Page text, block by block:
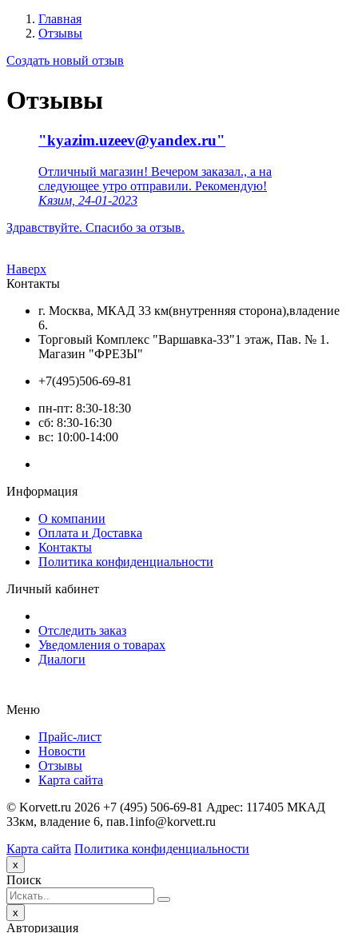
Главная
Отзывы
Создать новый отзыв
Отзывы
"kyazim.uzeev@yandex.ru"
Отличный магазин! Вечером заказал., а на
следующее утро отправили. Рекомендую!
Кязим, 24-01-2023
Здравствуйте. Спасибо за отзыв.
Наверх
Контакты
г. Москва, МКАД 33 км(внутренняя сторона),владение
6.
Торговый Комплекс "Варшавка-33"1 этаж, Пав. № 1.
Магазин "ФРЕЗЫ"
+7(495)506-69-81
пн-пт: 8:30-18:30
сб: 8:30-16:30
вс: 10:00-14:00
Информация
О компании
Оплата и Доставка
Контакты
Политика конфиденциальности
Личный кабинет
Отследить заказ
Уведомления о товарах
Диалоги
Меню
Прайс-лист
Новости
Отзывы
Карта сайта
© Korvett.ru 2026 +7 (495) 506-69-81 Адрес: 117405 МКАД
33км, владение 6, пав.1info@korvett.ru
Карта сайта Политика конфиденциальности
x
Поиск
x
Авторизация